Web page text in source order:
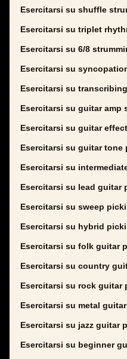
Esercitarsi su shuffle
Esercitarsi su triplet
Esercitarsi su 6/8
Esercitarsi su
Esercitarsi su
Esercitarsi su guitar amp
Esercitarsi su guitar
Esercitarsi su guitar tone
Esercitarsi su
Esercitarsi su lead guitar
Esercitarsi su sweep
Esercitarsi su hybrid
Esercitarsi su folk guitar
Esercitarsi su country
Esercitarsi su rock guitar
Esercitarsi su metal
Esercitarsi su jazz guitar
Esercitarsi su beginner